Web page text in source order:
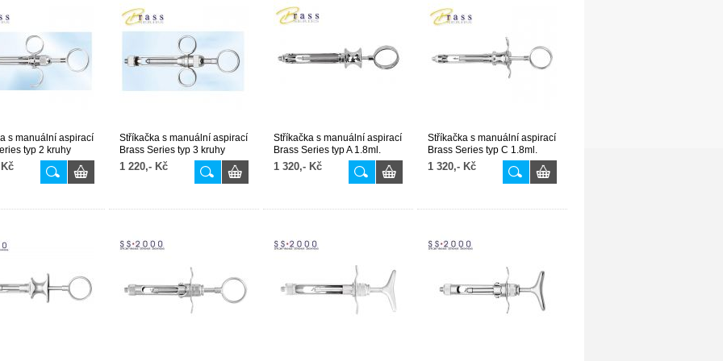
s manuální aspirací
typ 2 kruhy
Stříkačka s manuální aspirací
Brass Series typ 3 kruhy
1.8ml.
1 220,- Kč
Stříkačka s manuální aspirací
Brass Series typ A 1.8ml.
1 320,- Kč
Stříkačka s manuální aspirací
Brass Series typ C 1.8ml.
1 320,- Kč